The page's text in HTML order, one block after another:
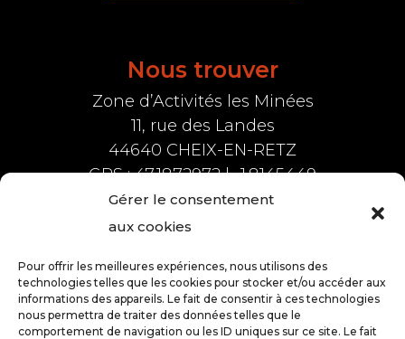
Gérer le consentement
aux cookies
Pour offrir les meilleures expériences, nous utilisons des
technologies telles que les cookies pour stocker et/ou accéder aux
informations des appareils. Le fait de consentir à ces technologies
nous permettra de traiter des données telles que le
comportement de navigation ou les ID uniques sur ce site. Le fait
Nous trouver
Zone d’Activités les Minées
11, rue des Landes
44640 CHEIX-EN-RETZ
GPS : 47.1872972 | -1.8145449
Plan du site